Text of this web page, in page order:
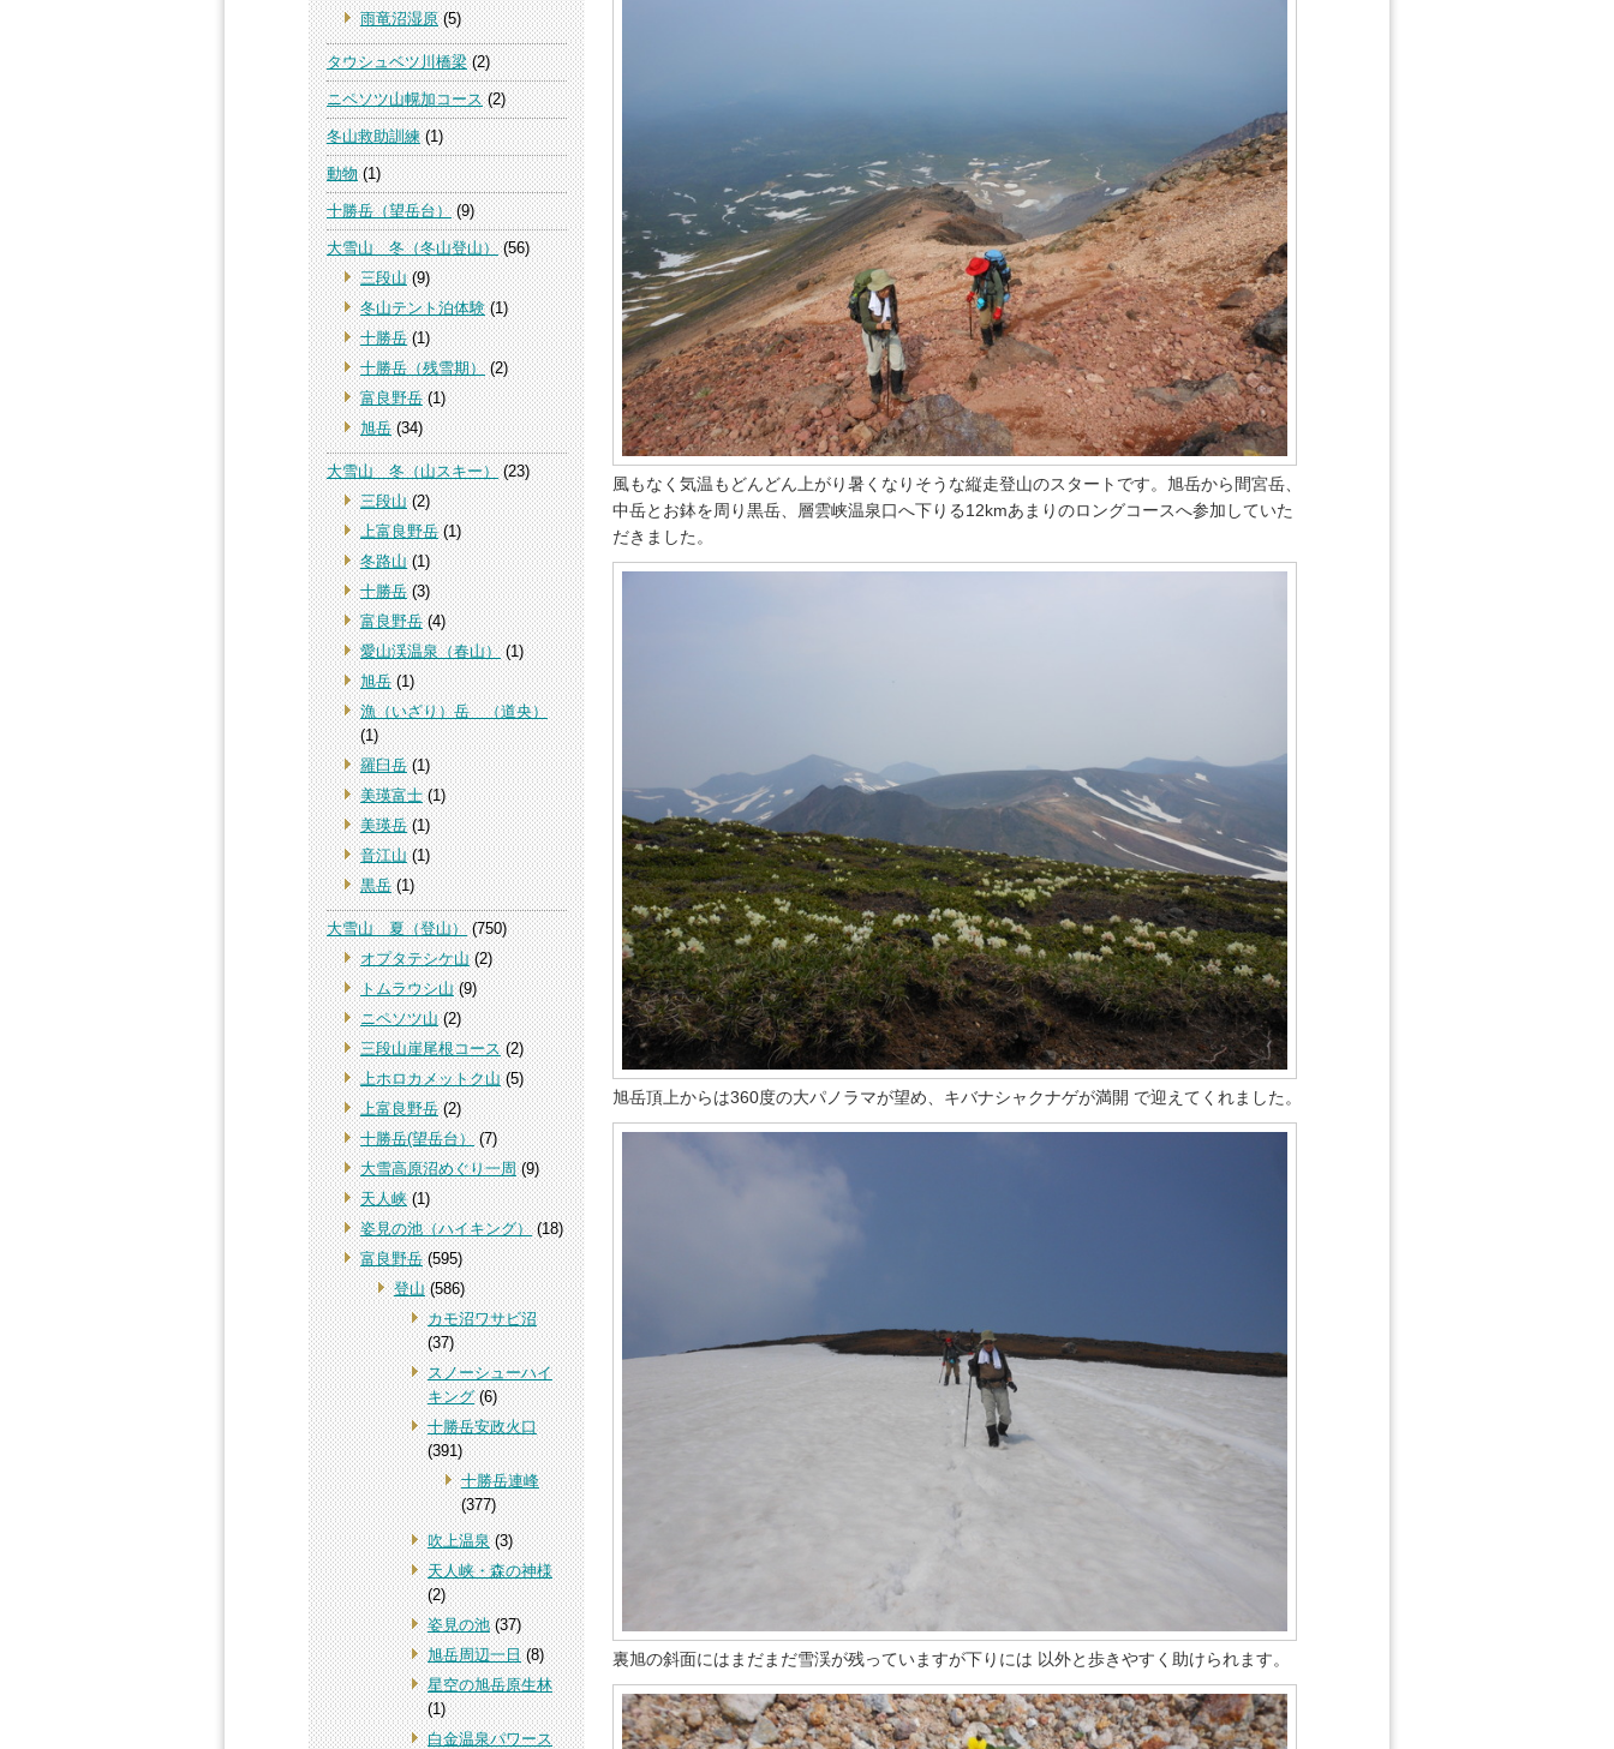
雨竜沼湿原(5)
タウシュベツ川橋梁(2)
ニペソツ山幌加コース(2)
冬山救助訓練(1)
動物(1)
十勝岳（望岳台）(9)
大雪山 冬（冬山登山）(56)
三段山(9)
冬山テント泊体験(1)
十勝岳(1)
十勝岳（残雪期）(2)
富良野岳(1)
旭岳(34)
大雪山 冬（山スキー）(23)
三段山(2)
上富良野岳(1)
冬路山(1)
十勝岳(3)
富良野岳(4)
愛山渓温泉（春山）(1)
旭岳(1)
漁（いざり）岳 （道央）
(1)
羅臼岳(1)
美瑛富士(1)
美瑛岳(1)
音江山(1)
黒岳(1)
大雪山 夏（登山）(750)
オプタテシケ山(2)
トムラウシ山(9)
ニペソツ山(2)
三段山崖尾根コース(2)
上ホロカメットク山(5)
上富良野岳(2)
十勝岳(望岳台）(7)
大雪高原沼めぐり一周(9)
天人峡(1)
姿見の池（ハイキング）(18)
富良野岳(595)
登山(586)
カモ沼ワサビ沼
(37)
スノーシューハイ
キング(6)
十勝岳安政火口
(391)
十勝岳連峰
(377)
吹上温泉(3)
天人峡・森の神様
(2)
姿見の池(37)
旭岳周辺一日(8)
星空の旭岳原生林
(1)
白金温泉パワース
風もなく気温もどんどん上がり暑くなりそうな縦走登山のスタートです。旭岳から間宮岳、
中岳とお鉢を周り黒岳、層雲峡温泉口へ下りる12kmあまりのロングコースへ参加していた
だきました。
旭岳頂上からは360度の大パノラマが望め、キバナシャクナゲが満開 で迎えてくれました。
裏旭の斜面にはまだまだ雪渓が残っていますが下りには 以外と歩きやすく助けられます。